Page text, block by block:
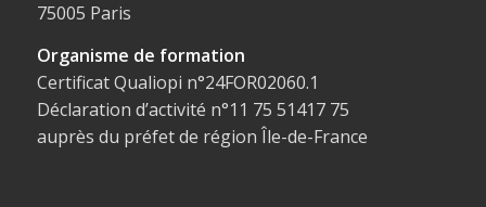
75005 Paris
Organisme de formation
Certificat Qualiopi n°24FOR02060.1
Déclaration d’activité n°11 75 51417 75
auprès du préfet de région Île-de-France